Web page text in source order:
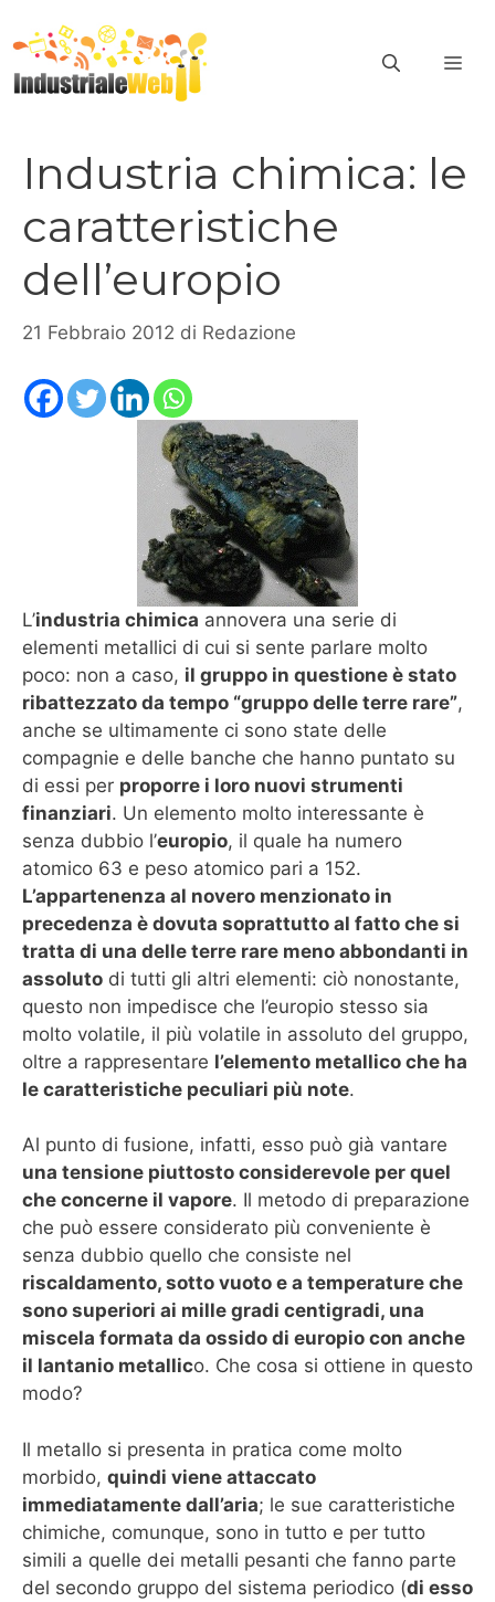
al
contenuto
Industria chimica: le
caratteristiche
dell’europio
21 Febbraio 2012 di Redazione
L’industria chimica annovera una serie di
elementi metallici di cui si sente parlare molto
poco: non a caso, il gruppo in questione è stato
ribattezzato da tempo “gruppo delle terre rare”,
anche se ultimamente ci sono state delle
compagnie e delle banche che hanno puntato su
di essi per proporre i loro nuovi strumenti
finanziari. Un elemento molto interessante è
senza dubbio l’europio, il quale ha numero
atomico 63 e peso atomico pari a 152.
L’appartenenza al novero menzionato in
precedenza è dovuta soprattutto al fatto che si
tratta di una delle terre rare meno abbondanti in
assoluto di tutti gli altri elementi: ciò nonostante,
questo non impedisce che l’europio stesso sia
molto volatile, il più volatile in assoluto del gruppo,
oltre a rappresentare l’elemento metallico che ha
le caratteristiche peculiari più note.
Al punto di fusione, infatti, esso può già vantare
una tensione piuttosto considerevole per quel
che concerne il vapore. Il metodo di preparazione
che può essere considerato più conveniente è
senza dubbio quello che consiste nel
riscaldamento, sotto vuoto e a temperature che
sono superiori ai mille gradi centigradi, una
miscela formata da ossido di europio con anche
il lantanio metallico. Che cosa si ottiene in questo
modo?
Il metallo si presenta in pratica come molto
morbido, quindi viene attaccato
immediatamente dall’aria; le sue caratteristiche
chimiche, comunque, sono in tutto e per tutto
simili a quelle dei metalli pesanti che fanno parte
del secondo gruppo del sistema periodico (di esso